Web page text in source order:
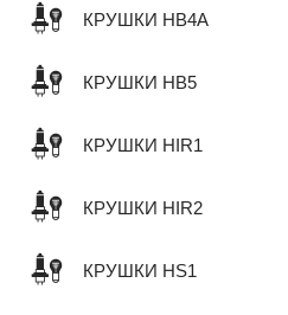
КРУШКИ HB4A
КРУШКИ HB5
КРУШКИ HIR1
КРУШКИ HIR2
КРУШКИ HS1